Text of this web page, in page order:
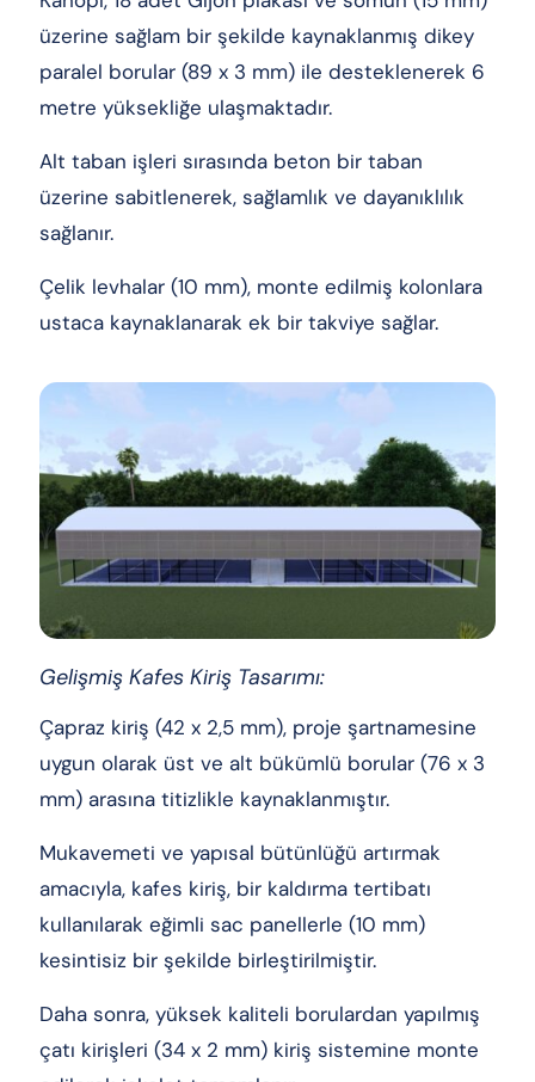
üzerine sağlam bir şekilde kaynaklanmış dikey
paralel borular (89 x 3 mm) ile desteklenerek 6
metre yüksekliğe ulaşmaktadır.
Alt taban işleri sırasında beton bir taban
üzerine sabitlenerek, sağlamlık ve dayanıklılık
sağlanır.
Çelik levhalar (10 mm), monte edilmiş kolonlara
ustaca kaynaklanarak ek bir takviye sağlar.
Gelişmiş Kafes Kiriş Tasarımı:
Çapraz kiriş (42 x 2,5 mm), proje şartnamesine
uygun olarak üst ve alt bükümlü borular (76 x 3
mm) arasına titizlikle kaynaklanmıştır.
Mukavemeti ve yapısal bütünlüğü artırmak
amacıyla, kafes kiriş, bir kaldırma tertibatı
kullanılarak eğimli sac panellerle (10 mm)
kesintisiz bir şekilde birleştirilmiştir.
Daha sonra, yüksek kaliteli borulardan yapılmış
çatı kirişleri (34 x 2 mm) kiriş sistemine monte